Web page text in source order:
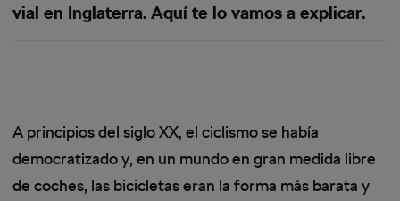
vial en Inglaterra. Aquí te lo vamos a explicar.
A principios del siglo XX, el ciclismo se había
democratizado y, en un mundo en gran medida libre
de coches, las bicicletas eran la forma más barata y